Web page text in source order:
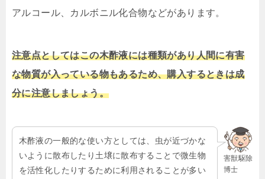
アルコール、カルボニル化合物などがあります。
注意点としてはこの木酢液には種類があり人間に有害
な物質が入っている物もあるため、購入するときは成
分に注意しましょう。
害獣駆除
博士
木酢液の一般的な使い方としては、虫が近づかな
いように散布したり土壌に散布することで微生物
を活性化したりするために利用されることが多い